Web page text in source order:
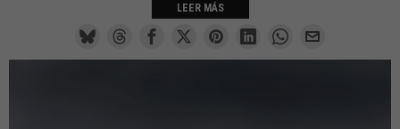
LEER MÁS